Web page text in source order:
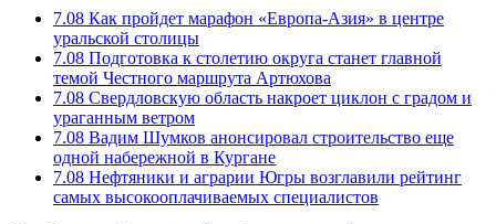
7.08 Как пройдет марафон «Европа-Азия» в центре
уральской столицы
7.08 Подготовка к столетию округа станет главной
темой Честного маршрута Артюхова
7.08 Свердловскую область накроет циклон с градом и
ураганным ветром
7.08 Вадим Шумков анонсировал строительство еще
одной набережной в Кургане
7.08 Нефтяники и аграрии Югры возглавили рейтинг
самых высокооплачиваемых специалистов